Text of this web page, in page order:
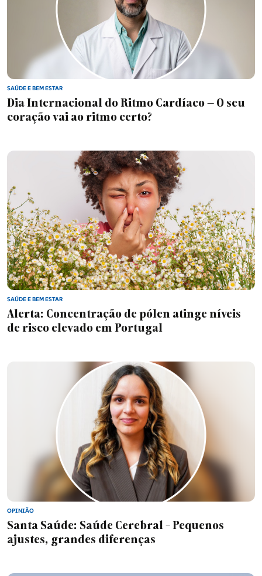
SAÚDE E BEM ESTAR
Dia Internacional do Ritmo Cardíaco – O seu
coração vai ao ritmo certo?
SAÚDE E BEM ESTAR
Alerta: Concentração de pólen atinge níveis
de risco elevado em Portugal
OPINIÃO
Santa Saúde: Saúde Cerebral - Pequenos
ajustes, grandes diferenças